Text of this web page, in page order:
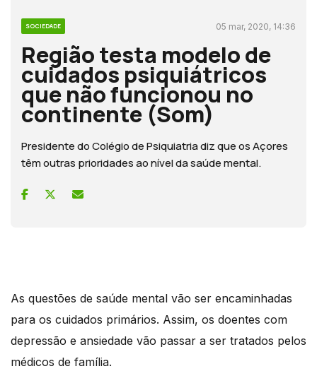
SOCIEDADE 05 mar, 2020, 14:36
Região testa modelo de
cuidados psiquiátricos
que não funcionou no
continente (Som)
Presidente do Colégio de Psiquiatria diz que os Açores
têm outras prioridades ao nível da saúde mental.
As questões de saúde mental vão ser encaminhadas
para os cuidados primários. Assim, os doentes com
depressão e ansiedade vão passar a ser tratados pelos
médicos de família.